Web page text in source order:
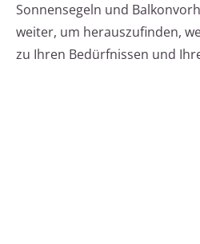
Sonnensegeln und
weiter, um herauszufinden,
zu Ihren Bedürfnissen und